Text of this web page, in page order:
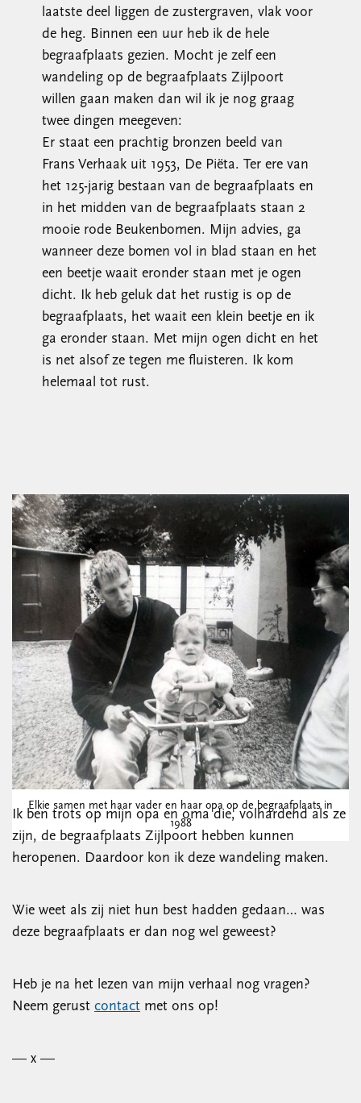
laatste deel liggen de zustergraven, vlak voor
de heg. Binnen een uur heb ik de hele
begraafplaats gezien. Mocht je zelf een
wandeling op de begraafplaats Zijlpoort
willen gaan maken dan wil ik je nog graag
twee dingen meegeven:
Er staat een prachtig bronzen beeld van
Frans Verhaak uit 1953, De Piëta. Ter ere van
het 125-jarig bestaan van de begraafplaats en
in het midden van de begraafplaats staan 2
mooie rode Beukenbomen. Mijn advies, ga
wanneer deze bomen vol in blad staan en het
een beetje waait eronder staan met je ogen
dicht. Ik heb geluk dat het rustig is op de
begraafplaats, het waait een klein beetje en ik
ga eronder staan. Met mijn ogen dicht en het
is net alsof ze tegen me fluisteren. Ik kom
helemaal tot rust.
Elkie samen met haar vader en haar opa op de begraafplaats in
1988
Ik ben trots op mijn opa en oma die, volhardend als ze
zijn, de begraafplaats Zijlpoort hebben kunnen
heropenen. Daardoor kon ik deze wandeling maken.
Wie weet als zij niet hun best hadden gedaan… was
deze begraafplaats er dan nog wel geweest?
Heb je na het lezen van mijn verhaal nog vragen?
Neem gerust contact met ons op!
— x —